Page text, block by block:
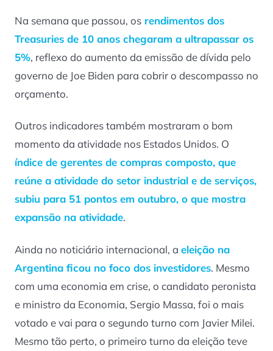
Na semana que passou, os rendimentos dos
Treasuries de 10 anos chegaram a ultrapassar os
5%, reflexo do aumento da emissão de dívida pelo
governo de Joe Biden para cobrir o descompasso no
orçamento.
Outros indicadores também mostraram o bom
momento da atividade nos Estados Unidos. O
índice de gerentes de compras composto, que
reúne a atividade do setor industrial e de serviços,
subiu para 51 pontos em outubro, o que mostra
expansão na atividade.
Ainda no noticiário internacional, a eleição na
Argentina ficou no foco dos investidores. Mesmo
com uma economia em crise, o candidato peronista
e ministro da Economia, Sergio Massa, foi o mais
votado e vai para o segundo turno com Javier Milei.
Mesmo tão perto, o primeiro turno da eleição teve